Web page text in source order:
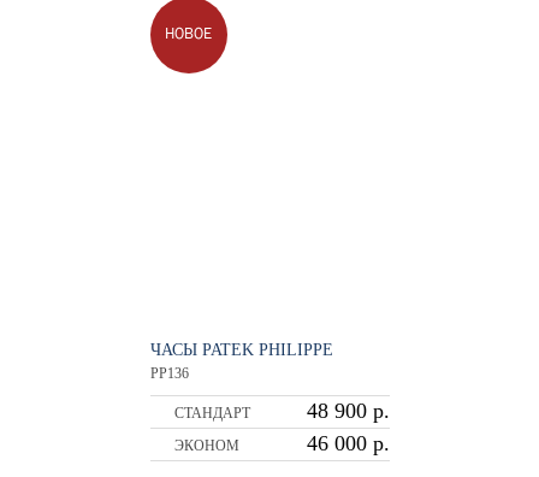
НОВОЕ
ЧАСЫ PATEK PHILIPPE
PP136
СТАНДАРТ 48 900 р.
ЭКОНОМ 46 000 р.